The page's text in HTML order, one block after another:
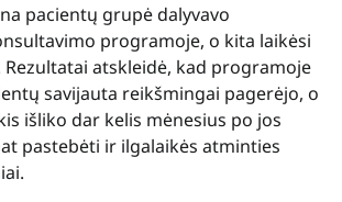
pacientų grupė dalyvavo
programoje, o kita laikėsi
atskleidė, kad programoje
savijauta reikšmingai pagerėjo, o
išliko dar kelis mėnesius po jos
pastebėti ir ilgalaikės atminties